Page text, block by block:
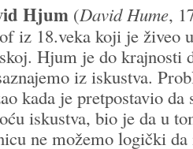
Hjum (David Hume,
iz 18.veka koji je živeo
Hjum je do krajnosti
iz iskustva.
kada je pretpostavio da
iskustva, bio je da u
ne možemo logički